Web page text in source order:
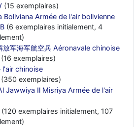
(15 exemplaires)
Boliviana Armée de l'air bolivienne
(6 exemplaires initialement, 4
放军海军航空兵 Aéronavale chinoise
(16 exemplaires)
l'air chinoise
(350 exemplaires)
Jawwiya Il Misriya Armée de l'air
(120 exemplaires initialement, 107